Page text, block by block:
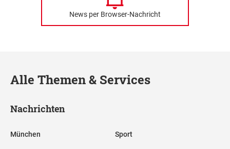
News per Browser-Nachricht
Alle Themen & Services
Nachrichten
München Sport